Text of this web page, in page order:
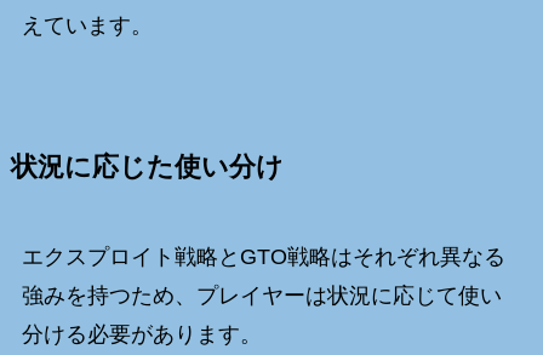
えています。
状況に応じた使い分け
エクスプロイト戦略とGTO戦略はそれぞれ異なる
強みを持つため、プレイヤーは状況に応じて使い
分ける必要があります。